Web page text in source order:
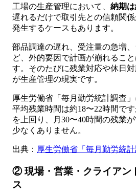
工場の生産管理において、 納期は
遅れるだけで取引先との信頼関
発生するケースもあります。
部品調達の遅れ、受注量の急増
ど、外的要因で計画が崩れるこ
す。そのたびに残業対応や休日
が生産管理の現実です。
厚生労働省「毎月勤労統計調査
平均残業時間は約18〜22時間で
を上回り、月30〜40時間の残業
少なくありません。
出典： 厚生労働省「毎月勤労統計
② 現場・営業・クライアン
ス